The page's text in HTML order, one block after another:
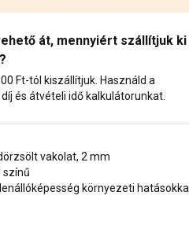
át, mennyiért szállítjuk ki
Ft-tól kiszállítjuk. Használd a
és átvételi idő kalkulátorunkat.
vakolat, 2 mm
színű
környezeti hatásokkal